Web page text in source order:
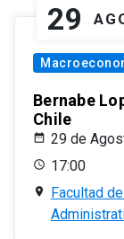
29
Bernabe
Chile
29 de
17:00
Facultad